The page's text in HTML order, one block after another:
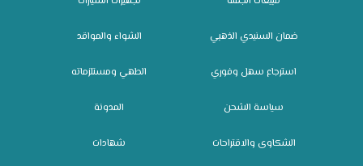
ضمان السنيدي الذهبي
استرجاع سهل وفوري
سياسة الشحن
الشكاوى والاقتراحات
الشواء والمواقد
الطهي ومستلزماته
المدونة
شهادات